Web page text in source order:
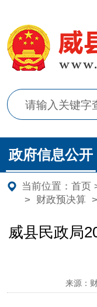
政府信息公开
当前位置： 首页
> 财政预决算
威县民政局
来源：